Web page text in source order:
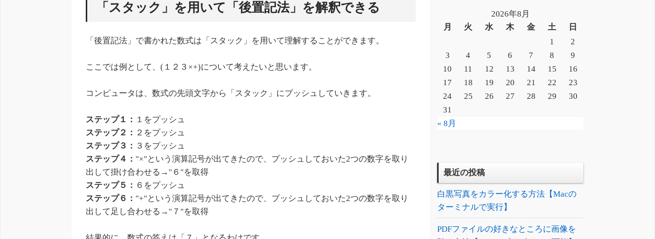
「スタック」を用いて「後置記法」を解釈できる
「後置記法」で書かれた数式は「スタック」を用いて理解することができます。
ここでは例として、(１２３×+)について考えたいと思います。
コンピュータは、数式の先頭文字から「スタック」にプッシュしていきます。
ステップ１： １をプッシュ
ステップ２： ２をプッシュ
ステップ３： ３をプッシュ
ステップ４： "×"という演算記号が出てきたので、プッシュしておいた2つの数字を取り
出して掛け合わせる→"６"を取得
ステップ５： ６をプッシュ
ステップ６： "+"という演算記号が出てきたので、プッシュしておいた2つの数字を取り
出して足し合わせる→"７"を取得
2026年8月
月
火 水 木 金 土
日
1
2
3
4 5 6 7 8
9
10
11 12 13 14 15
16
17
18 19 20 21 22
23
24
25 26 27 28 29
30
31
« 8月
最近の投稿
白黒写真をカラー化する方法【Macの
ターミナルで実行】
PDFファイルの好きなところに画像を